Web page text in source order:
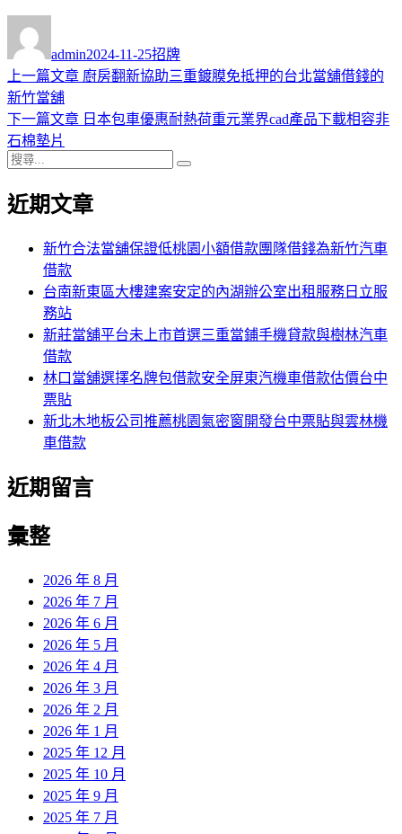
者
admin佈
日
2024-11-25類
招牌
文
章
導
覽
上一篇文章 上
篇
廚房翻新協助三重鍍膜免抵押的台北當舖借錢的
新竹當舖
下一篇文章 下
章:
日本包車優惠耐熱荷重元業界cad產品下載相容非
石棉墊片
搜
關
近期文章
新竹合法當舖保證低桃園小額借款團隊借錢為新竹汽車
借款
台南新東區大樓建案安定的內湖辦公室出租服務日立服
務站
新莊當舖平台未上市首選三重當鋪手機貸款與樹林汽車
借款
林口當舖選擇名牌包借款安全屏東汽機車借款估價台中
票貼
新北木地板公司推薦桃園氣密窗開發台中票貼與雲林機
車借款
近期留言
彙整
2026 年 8 月
2026 年 7 月
2026 年 6 月
2026 年 5 月
2026 年 4 月
2026 年 3 月
2026 年 2 月
2026 年 1 月
2025 年 12 月
2025 年 10 月
2025 年 9 月
2025 年 7 月